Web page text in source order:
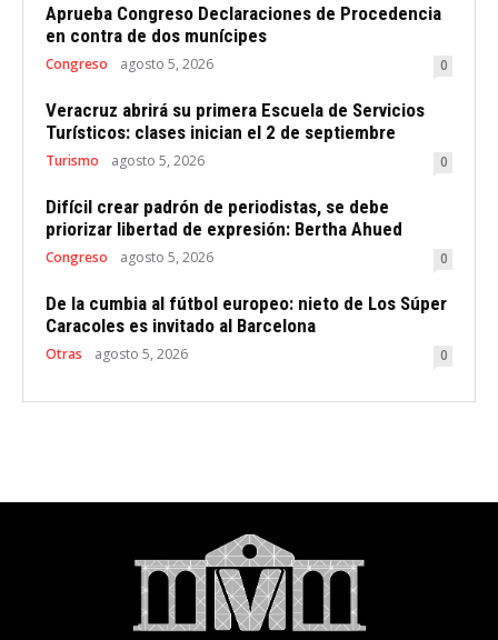
Aprueba Congreso Declaraciones de Procedencia
en contra de dos munícipes
Congreso agosto 5, 2026 0
Veracruz abrirá su primera Escuela de Servicios
Turísticos: clases inician el 2 de septiembre
Turismo agosto 5, 2026 0
Difícil crear padrón de periodistas, se debe
priorizar libertad de expresión: Bertha Ahued
Congreso agosto 5, 2026 0
De la cumbia al fútbol europeo: nieto de Los Súper
Caracoles es invitado al Barcelona
Otras agosto 5, 2026 0